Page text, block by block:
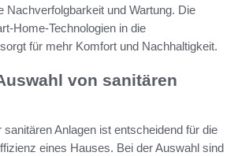
Nachverfolgbarkeit und Wartung. Die
Home-Technologien in die
für mehr Komfort und Nachhaltigkeit.
von sanitären
sanitären Anlagen ist entscheidend für die
eines Hauses. Bei der Auswahl sind